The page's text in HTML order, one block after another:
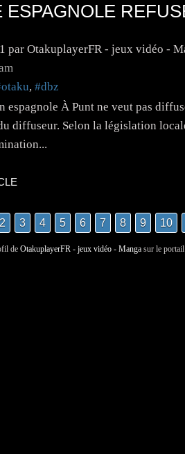
ESPAGNOLE
par OtakuplayerFR - jeux vidéo -
, #dbz
espagnole À Punt ne veut pas
diffuseur. Selon la législation
2 3 4 5 6 7 8 9 10
de OtakuplayerFR - jeux vidéo - Manga sur le